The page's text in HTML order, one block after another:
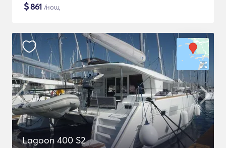
$861 /нощ
Lagoon 400 S2